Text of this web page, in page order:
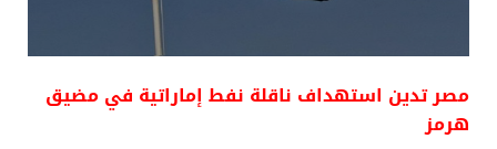
مصر تدين استهداف ناقلة نفط إماراتية في مضيق
هرمز